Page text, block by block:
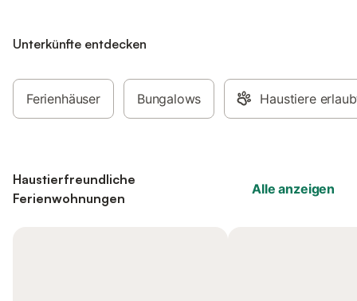
Unterkünfte entdecken
Ferienhäuser Bungalows Haustiere
Haustierfreundliche
Ferienwohnungen
Alle anzeigen